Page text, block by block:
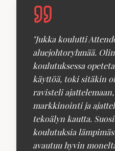
"Jukka koulutti
aluejohtoryhmää.
koulutuksessa
käyttöä, toki sitäkin
ravisteli
markkinointi ja
tekoälyn kautta.
koulutuksia
avautuu hyvin